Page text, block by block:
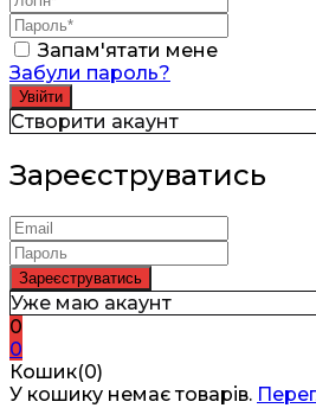
Запам'ятати мене
Забули пароль?
Створити акаунт
Зареєструватись
Уже маю акаунт
0
0
Кошик(0)
У кошику немає товарів.